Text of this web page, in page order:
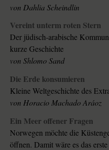
von Dahlia Scheindlin
Vereint unterm roten Stern
Der jüdisch-arabische Kommunismus in Palästina
kurze Geschichte
von Shlomo Sand
Die Erde konsumieren
Kleine
von Horacio Machado Aráoz
Ein Meer offener Fragen
Norwegen möchte die
öffnen. Damit wäre es das erste Land, dass die fragile